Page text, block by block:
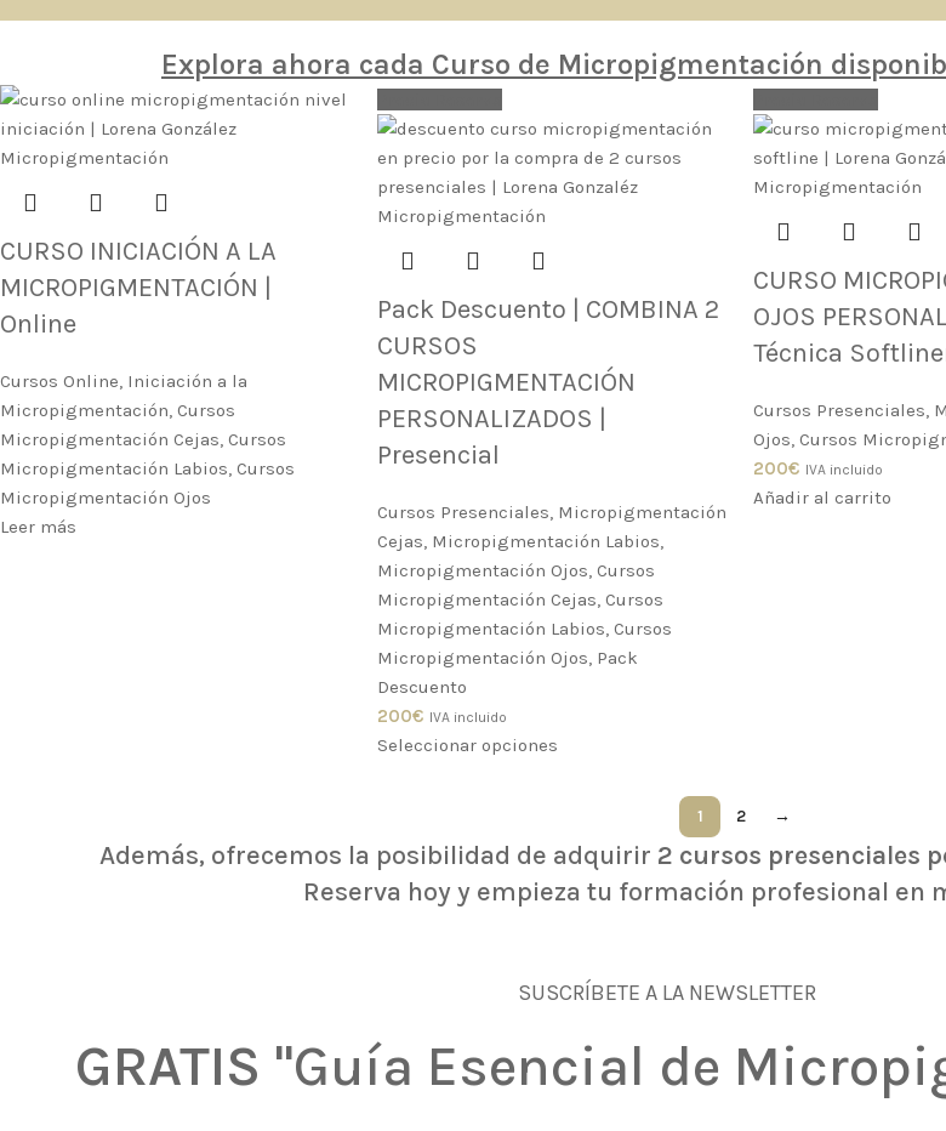
Explora ahora cada Curso de Micropigmentación
CURSO INICIACIÓN A LA
MICROPIGMENTACIÓN |
Online
Cursos Online, Iniciación a la
Micropigmentación, Cursos
Micropigmentación Cejas, Cursos
Micropigmentación Labios, Cursos
Micropigmentación Ojos
Leer más
Pack Descuento | COMBINA 2
CURSOS
MICROPIGMENTACIÓN
PERSONALIZADOS |
Presencial
Cursos Presenciales, Micropigmentación
Cejas, Micropigmentación Labios,
Micropigmentación Ojos, Cursos
Micropigmentación Cejas, Cursos
Micropigmentación Labios, Cursos
Micropigmentación Ojos, Pack
Descuento
200€ IVA incluido
Seleccionar opciones
CURSO
OJOS
Técnica
Cursos Presenciales,
Ojos, Cursos
200€ IVA incluido
Añadir al carrito
1 2 →
Además, ofrecemos la posibilidad de adquirir 2 cursos presenciales
Reserva hoy y empieza tu formación profesional en
SUSCRÍBETE A LA NEWSLETTER
GRATIS "Guía Esencial de